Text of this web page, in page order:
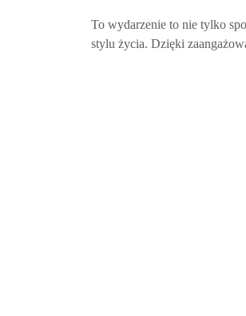
To wydarzenie to nie tylko
stylu życia. Dzięki